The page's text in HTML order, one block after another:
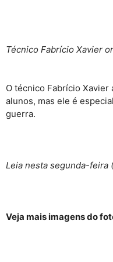
Técnico Fabrício Xavier
O técnico Fabrício
alunos, mas ele é
guerra.
Leia nesta segunda-feira
Veja mais imagens do